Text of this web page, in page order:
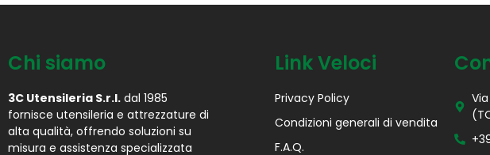
Chi siamo
3C Utensileria S.r.l. dal 1985
fornisce utensileria e attrezzature di
alta qualità, offrendo soluzioni su
misura e assistenza specializzata
Link Veloci
Privacy Policy
Condizioni generali di vendita
F.A.Q.